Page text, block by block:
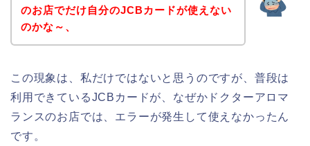
のお店でだけ自分のJCBカードが使えない
のかな～、
この現象は、私だけではないと思うのですが、普段は
利用できているJCBカードが、なぜかドクターアロマ
ランスのお店では、エラーが発生して使えなかったん
です。